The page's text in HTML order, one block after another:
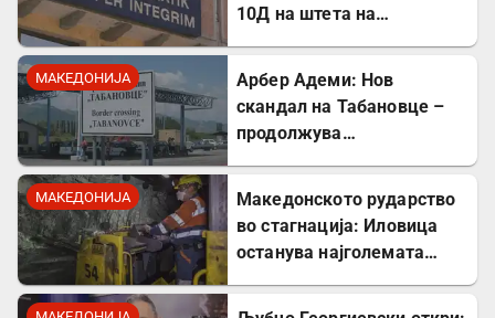
10Д на штета на
МАКЕДОНИЈА
Арбер Адеми: Нов
скандал на Табановце –
продолжува
МАКЕДОНИЈА
Македонското рударство
во стагнација: Иловица
останува најголемата